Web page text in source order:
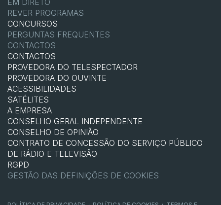
REVER PROGRAMAS
CONCURSOS
PERGUNTAS FREQUENTES
CONTACTOS
CONTACTOS
PROVEDORA DO TELESPECTADOR
PROVEDORA DO OUVINTE
ACESSIBILIDADES
SATÉLITES
A EMPRESA
CONSELHO GERAL INDEPENDENTE
CONSELHO DE OPINIÃO
CONTRATO DE CONCESSÃO DO SERVIÇO PÚBLICO
DE RÁDIO E TELEVISÃO
RGPD
GESTÃO DAS DEFINIÇÕES DE COOKIES